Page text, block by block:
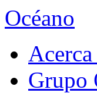
Océano
Grupo